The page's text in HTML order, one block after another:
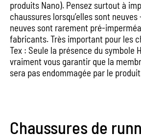
produits Nano). Pensez surtout à
chaussures lorsqu’elles sont
neuves sont rarement pré-
fabricants. Très important pour les
Tex : Seule la présence du symbole
vraiment vous garantir que la
sera pas endommagée par le
Chaussures de